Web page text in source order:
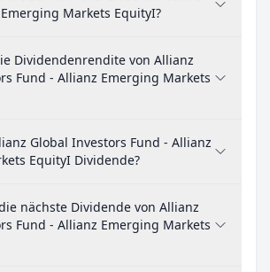
Markets EquityI?
Dividendenrendite von Allianz
Fund - Allianz Emerging Markets
Global Investors Fund - Allianz
EquityI Dividende?
nächste Dividende von Allianz
Fund - Allianz Emerging Markets